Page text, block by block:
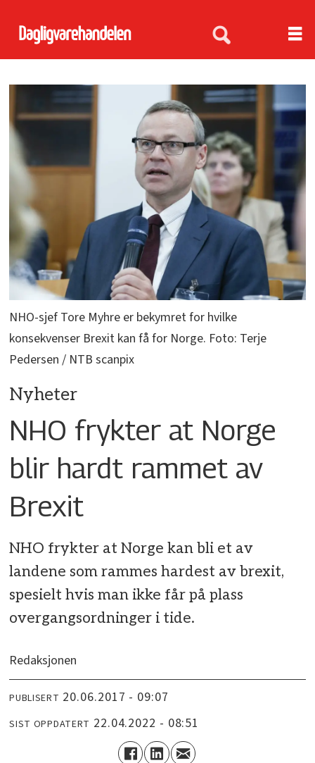
NHO-sjef Tore Myhre er bekymret for hvilke
konsekvenser Brexit kan få for Norge. Foto: Terje
Pedersen / NTB scanpix
Nyheter
NHO frykter at Norge
blir hardt rammet av
Brexit
NHO frykter at Norge kan bli et av
landene som rammes hardest av brexit,
spesielt hvis man ikke får på plass
overgangsordninger i tide.
Redaksjonen
PUBLISERT 20.06.2017 - 09:07
SIST OPPDATERT 22.04.2022 - 08:51